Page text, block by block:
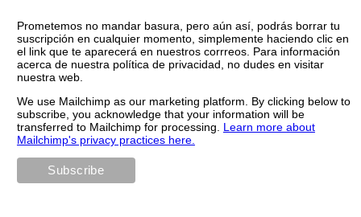
Prometemos no mandar basura, pero aún así, podrás borrar tu
suscripción en cualquier momento, simplemente haciendo clic en
el link que te aparecerá en nuestros corrreos. Para información
acerca de nuestra política de privacidad, no dudes en visitar
nuestra web.
We use Mailchimp as our marketing platform. By clicking below to
subscribe, you acknowledge that your information will be
transferred to Mailchimp for processing. Learn more about
Mailchimp's privacy practices here.